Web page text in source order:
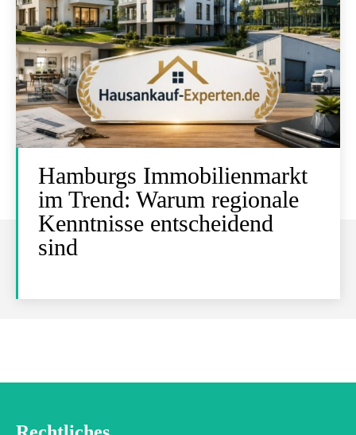
Hamburgs Immobilienmarkt
im Trend: Warum regionale
Kenntnisse entscheidend
sind